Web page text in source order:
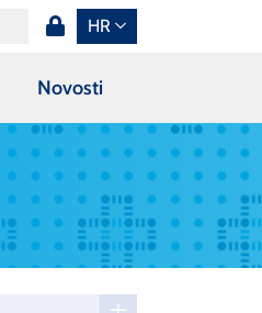
HR
Novosti